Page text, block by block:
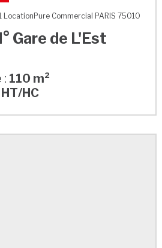
de L'Est
LocationPure Commercial PARIS 75010
Gare de L'Est
: 110 m²
HC